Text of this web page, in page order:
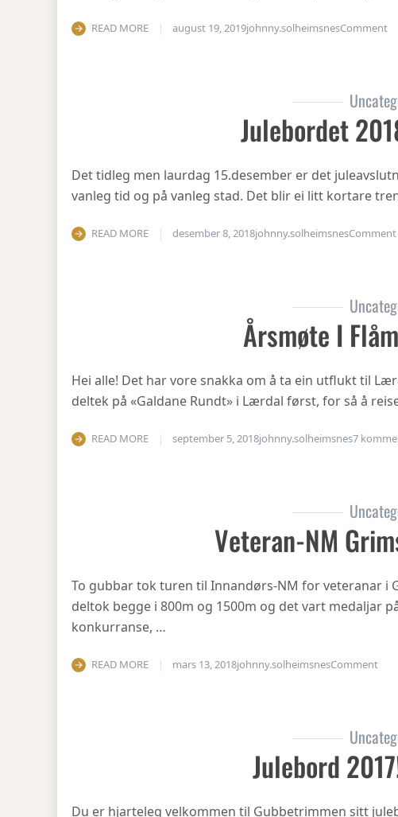
READ MORE august 19, 2019johnny.solheimsnesComment
Julebordet
Det tidleg men laurdag 15.desember er det
vanleg tid og på vanleg stad. Det blir ei litt kortare
READ MORE desember 8, 2018johnny.solheimsnesComment
Årsmøte I
Hei alle! Det har vore snakka om å ta ein utflukt til
deltek på «Galdane Rundt» i Lærdal først, for så å
READ MORE september 5, 2018johnny.solheimsnes7
Veteran-NM
To gubbar tok turen til Innandørs-NM for veteranar i
deltok begge i 800m og 1500m og det vart medaljar
konkurranse, …
READ MORE mars 13, 2018johnny.solheimsnesCommenton
Julebord
Du er hjarteleg velkommen til Gubbetrimmen sitt